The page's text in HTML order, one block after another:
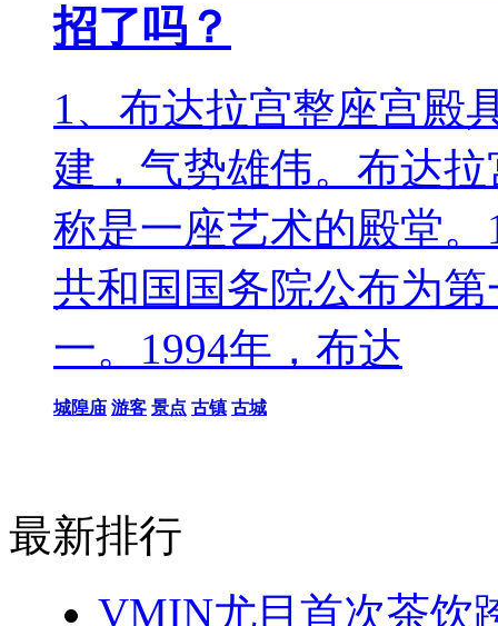
招了吗？
1、布达拉宫整座宫殿
建，气势雄伟。布达
称是一座艺术的殿堂
共和国国务院公布为
一。1994年，布达
城隍庙 游客 景点 古镇 古城
最新排行
VMIN尤目首次茶饮